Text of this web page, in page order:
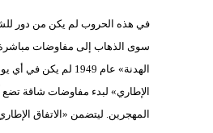
في هذه الحروب لم يكن من دور
سوى الذهاب إلى مفاوضات مباشرة
الهدنة» عام 1949
الإطاري» لبدء مفاوضات شاقة تضع
المهجرين. ليتضمن «الاتفاق